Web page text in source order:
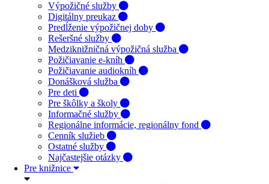
Výpožičné služby
Digitálny preukaz
Predĺženie výpožičnej doby
Rešeršné služby
Medziknižničná výpožičná služba
Požičiavanie e-kníh
Požičiavanie audiokníh
Donášková služba
Pre deti
Pre škôlky a školy
Informačné služby
Regionálne informácie, regionálny fond
Cenník služieb
Ostatné služby
Najčastejšie otázky
Pre knižnice